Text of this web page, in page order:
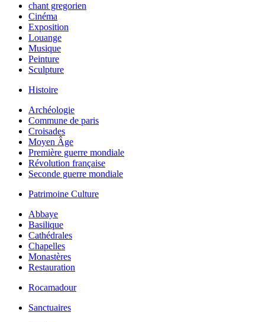
chant gregorien
Cinéma
Exposition
Louange
Musique
Peinture
Sculpture
Histoire
Archéologie
Commune de paris
Croisades
Moyen Âge
Première guerre mondiale
Révolution française
Seconde guerre mondiale
Patrimoine Culture
Abbaye
Basilique
Cathédrales
Chapelles
Monastères
Restauration
Rocamadour
Sanctuaires